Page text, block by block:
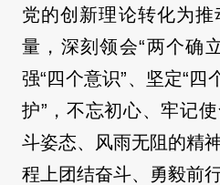
党的创新理论转化为
量，深刻领会“两个确
强“四个意识”、坚定“四
护”，不忘初心、牢记
斗姿态、风雨无阻的精
程上团结奋斗、勇毅前